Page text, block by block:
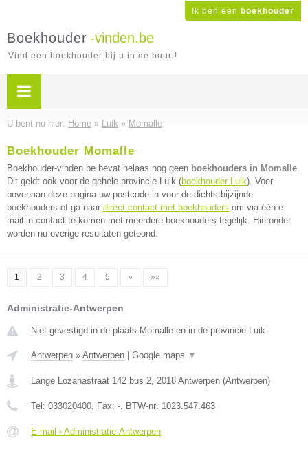
Ik ben een boekhouder
Boekhouder -vinden.be
Vind een boekhouder bij u in de buurt!
U bent nu hier: Home » Luik » Momalle
Boekhouder Momalle
Boekhouder-vinden.be bevat helaas nog geen boekhouders in Momalle.
Dit geldt ook voor de gehele provincie Luik (boekhouder Luik). Voer
bovenaan deze pagina uw postcode in voor de dichtstbijzijnde
boekhouders of ga naar direct contact met boekhouders om via één e-
mail in contact te komen met meerdere boekhouders tegelijk. Hieronder
worden nu overige resultaten getoond.
1 2 3 4 5 » »»
Administratie-Antwerpen
Niet gevestigd in de plaats Momalle en in de provincie Luik.
Antwerpen » Antwerpen Google maps ▼
Lange Lozanastraat 142 bus 2, 2018 Antwerpen (Antwerpen)
Tel: 033020400, Fax: -, BTW-nr: 1023.547.463
E-mail › Administratie-Antwerpen